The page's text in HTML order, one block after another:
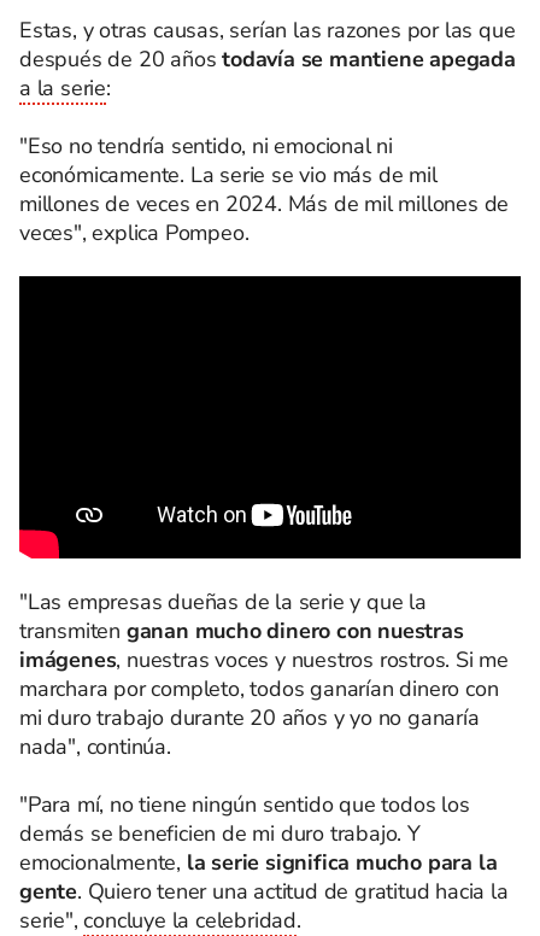
Estas, y otras causas, serían las razones por las que
después de 20 añostodavía se mantiene apegada
a la serie:
"Eso no tendría sentido, ni emocional ni
económicamente. La serie se vio más de mil
millones de veces en 2024. Más de mil millones de
veces", explica Pompeo.
"Las empresas dueñas de la serie y que la
transmiten ganan mucho dinero con nuestras
imágenes, nuestras voces y nuestros rostros. Si me
marchara por completo, todos ganarían dinero con
mi duro trabajo durante 20 años y yo no ganaría
nada", continúa.
"Para mí, no tiene ningún sentido que todos los
demás se beneficien de mi duro trabajo. Y
emocionalmente, la serie significa mucho para la
gente. Quiero tener una actitud de gratitud hacia la
serie",concluye la celebridad.